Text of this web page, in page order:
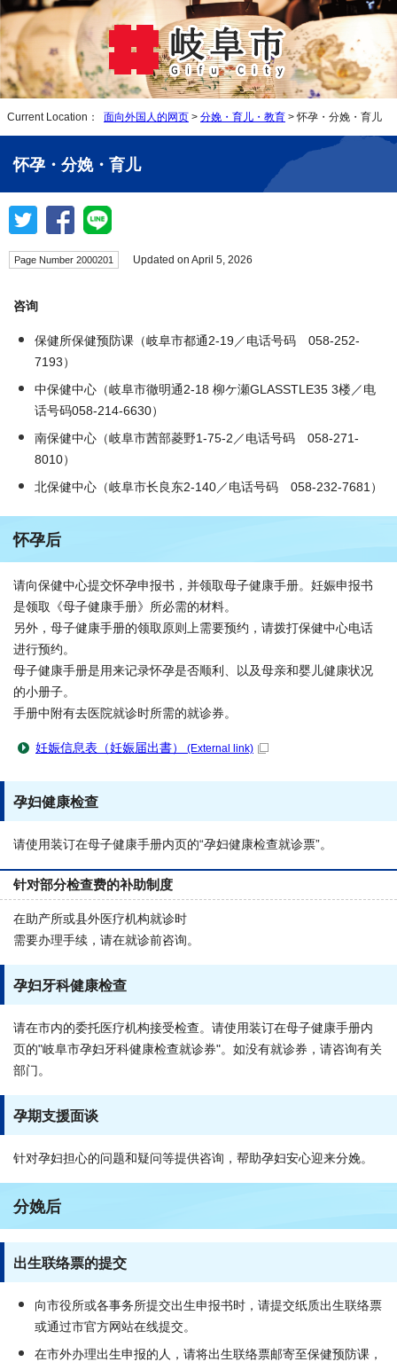
Current Location： 面向外国人的网页 > 分娩・育儿・教育 > 怀孕・分娩・育儿
怀孕・分娩・育儿
Page Number 2000201 Updated on April 5, 2026
咨询
保健所保健预防课（岐阜市都通2-19／电话号码 058-252-
7193）
中保健中心（岐阜市徹明通2-18 柳ケ瀬GLASSTLE35 3楼／电
话号码058-214-6630）
南保健中心（岐阜市茜部菱野1-75-2／电话号码 058-271-
8010）
北保健中心（岐阜市长良东2-140／电话号码 058-232-7681）
怀孕后
请向保健中心提交怀孕申报书，并领取母子健康手册。妊娠申报书
是领取《母子健康手册》所必需的材料。
另外，母子健康手册的领取原则上需要预约，请拨打保健中心电话
进行预约。
母子健康手册是用来记录怀孕是否顺利、以及母亲和婴儿健康状况
的小册子。
手册中附有去医院就诊时所需的就诊券。
妊娠信息表（妊娠届出書） (External link)
孕妇健康检查
请使用装订在母子健康手册内页的“孕妇健康检查就诊票”。
针对部分检查费的补助制度
在助产所或县外医疗机构就诊时
需要办理手续，请在就诊前咨询。
孕妇牙科健康检查
请在市内的委托医疗机构接受检查。请使用装订在母子健康手册内
页的"岐阜市孕妇牙科健康检查就诊券"。如没有就诊券，请咨询有关
部门。
孕期支援面谈
针对孕妇担心的问题和疑问等提供咨询，帮助孕妇安心迎来分娩。
分娩后
出生联络票的提交
向市役所或各事务所提交出生申报书时，请提交纸质出生联络票
或通过市官方网站在线提交。
在市外办理出生申报的人，请将出生联络票邮寄至保健预防课，